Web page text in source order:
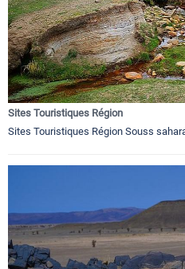
Sites Touristiques Région
Sites Touristiques Région Souss